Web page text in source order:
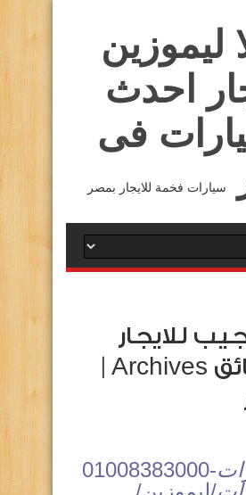
ليموزين
احدث
فى
سيارات فخمة للايجار بمصر
للايجار
-01008383000